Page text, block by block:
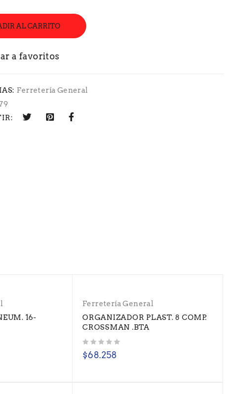
AL CARRITO
Ferretería General
16-
Ferretería General
ORGANIZADOR PLAST. 8 COMP.
CROSSMAN .BTA
$68.258